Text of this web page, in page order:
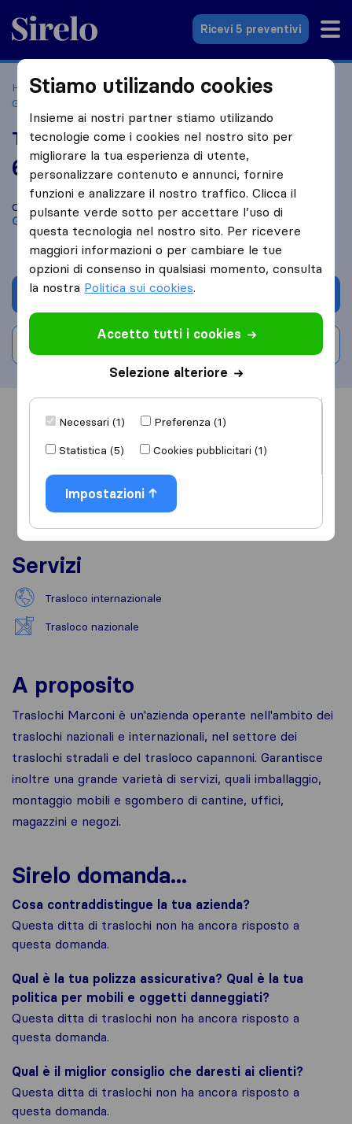
Sirelo.it
Ricevi 5 preventivi
Home
Le 10 migliori aziende di traslochi in Italia
Grottammare
Traslochi Marconi
6,2 basato su 18
recensioni di Sirelo e Google
i
Confronta Traslochi Marconi con altreaziende di traslochi
Grottammare
Chiedi preventivo
Informazioni Recensioni
Servizi
Trasloco internazionale
Trasloco nazionale
A proposito
Traslochi Marconi è un'azienda operante nell'ambito dei
traslochi nazionali e internazionali, nel settore dei
traslochi stradali e del trasloco capannoni. Garantisce
inoltre una grande varietà di servizi, quali imballaggio,
montaggio mobili e sgombero di cantine, uffici,
magazzini e negozi.
Sirelo domanda...
Cosa contraddistingue la tua azienda?
Questa ditta di traslochi non ha ancora risposto a
questa domanda.
Qual è la tua polizza assicurativa? Qual è la tua
politica per mobili e oggetti danneggiati?
Questa ditta di traslochi non ha ancora risposto a
questa domanda.
Qual è il miglior consiglio che daresti ai clienti?
Questa ditta di traslochi non ha ancora risposto a
questa domanda.
Stiamo utilizando cookies
Insieme ai nostri partner stiamo utilizando
tecnologie come i cookies nel nostro sito per
migliorare la tua esperienza di utente,
personalizzare contenuto e annunci, fornire
funzioni e analizzare il nostro traffico. Clicca il
pulsante verde sotto per accettare l’uso di
questa tecnologia nel nostro sito. Per ricevere
maggiori informazioni o per cambiare le tue
opzioni di consenso in qualsiasi momento, consulta
la nostra Politica sui cookies.
Accetto tutti i cookies
Selezione alteriore
Necessari (1)
Preferenza (1)
Statistica (5)
Cookies pubblicitari (1)
Impostazioni